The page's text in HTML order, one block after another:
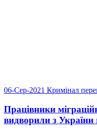
06-Сер-2021 Кримінал
Працівники
видворили з України